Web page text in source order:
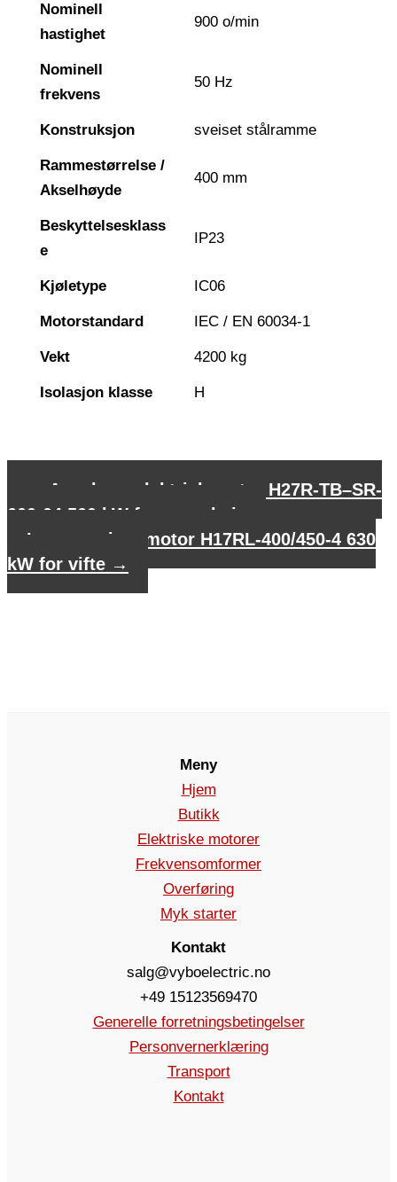
Nominell
hastighet
900 o/min
Nominell
frekvens
50 Hz
Konstruksjon sveiset stålramme
Rammestørrelse /
Akselhøyde
400 mm
Beskyttelsesklass
e
IP23
Kjøletype IC06
Motorstandard IEC / EN 60034-1
Vekt 4200 kg
Isolasjon klasse H
Asynkron elektrisk motor H27R-TB–SR-
600-04 500 kW for gruveheis
Lavspenningsmotor H17RL-400/450-4 630
kW for vifte →
Meny
Hjem
Butikk
Elektriske motorer
Frekvensomformer
Overføring
Myk starter
Kontakt
salg@vyboelectric.no
+49 15123569470
Generelle forretningsbetingelser
Personvernerklæring
Transport
Kontakt